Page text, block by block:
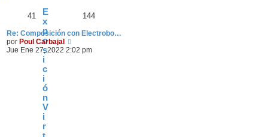
E
x
p
o
s
i
c
i
ó
n
V
i
r
41 144
Re: Composición con Electrobo…
por Poul Carbajal
e
Jue Ene 27, 2022 2:02 pm